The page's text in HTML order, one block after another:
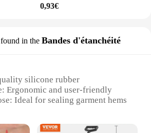
0,93€
in the Bandes d'étanchéité
silicone rubber
Ergonomic and user-friendly
Ideal for sealing garment hems